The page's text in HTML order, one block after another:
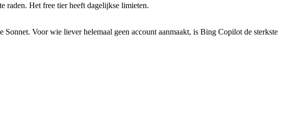
raden. Het free tier heeft dagelijkse limieten.
Voor wie liever helemaal geen account aanmaakt, is Bing Copilot de sterkste